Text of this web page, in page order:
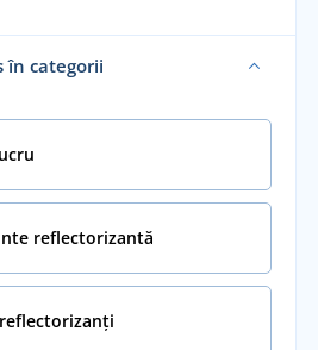
în categorii
reflectorizantă